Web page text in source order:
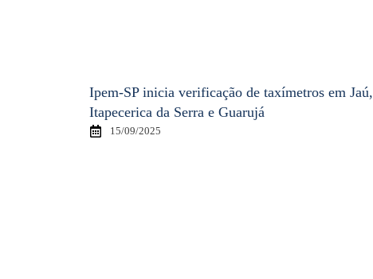
Ipem-SP inicia verificação de taxímetros em Jaú,
Itapecerica da Serra e Guarujá
15/09/2025